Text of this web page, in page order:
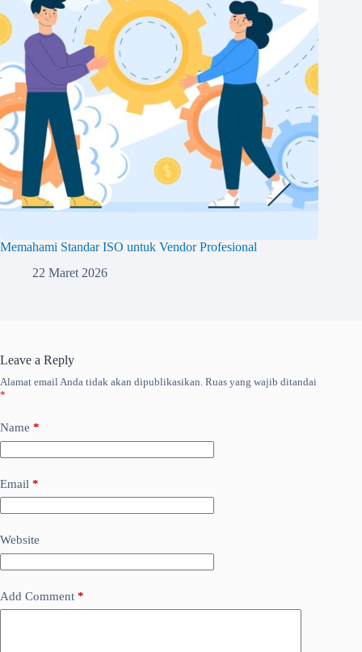
Memahami Standar ISO untuk Vendor Profesional
22 Maret 2026
Leave a Reply
Alamat email Anda tidak akan dipublikasikan. Ruas yang wajib ditandai
*
Name *
Email *
Website
Add Comment *